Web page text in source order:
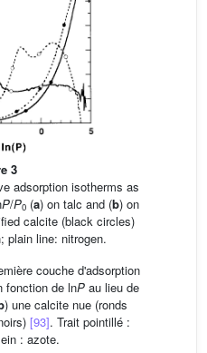
3
adsorption isotherms as
P/P0 (a) on talc and (b) on
calcite (black circles)
plain line: nitrogen.
couche d'adsorption
fonction de lnPau lieu de
) une calcite nue (ronds
[93]. Trait pointillé :
: azote.